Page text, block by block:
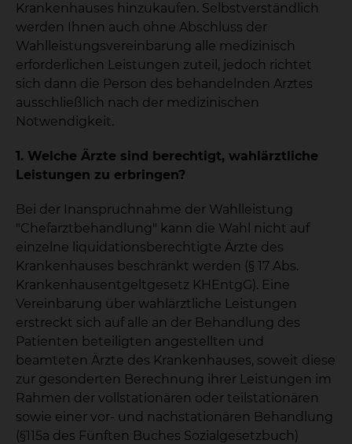
Krankenhauses hinzukaufen. Selbstverständlich
werden Ihnen auch ohne Abschluss der
Wahlleistungsvereinbarung alle medizinisch
erforderlichen Leistungen zuteil, jedoch richtet
sich dann die Person des behandelnden Arztes
ausschließlich nach der medizinischen
Notwendigkeit.
1. Welche Ärzte sind berechtigt, wahlärztliche
Leistungen zu erbringen?
Bei der Inanspruchnahme der Wahlleistung
"Chefarztbehandlung" kann die Wahl nicht auf
einzelne liquidationsberechtigte Ärzte des
Krankenhauses beschränkt werden (§ 17 Abs.
Krankenhausentgeltgesetz KHEntgG). Eine
Vereinbarung über wahlärztliche Leistungen
erstreckt sich auf alle an der Behandlung des
Patienten beteiligten angestellten und
beamteten Ärzte des Krankenhauses, soweit diese
zur gesonderten Berechnung ihrer Leistungen im
Rahmen der vollstationären oder teilstationären
sowie einer vor- und nachstationären Behandlung
(§115a des Fünften Buches Sozialgesetzbuch)